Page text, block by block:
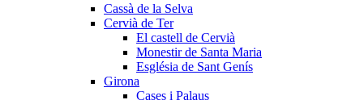
Cassà de la Selva
Cervià de Ter
El castell de Cervià
Monestir de Santa Maria
Església de Sant Genís
Girona
Cases i Palaus